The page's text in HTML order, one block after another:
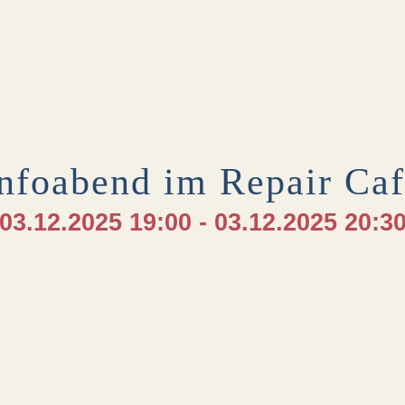
im Repair
19:00 - 03.12.2025